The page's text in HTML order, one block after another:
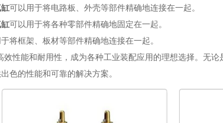
可以用于将电路板、外壳等部件精确地连接在一起。
可以用于将各种零部件精确地固定在一起。
将框架、板材等部件精确地连接在一起。
效性能和耐用性，成为各种工业装配应用的理想选择。无
色的性能和可靠的解决方案。